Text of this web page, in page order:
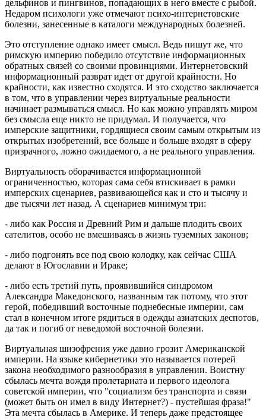
дельфинов и пингвинов, попадающих в него вместе с рыбой.
Недаром психологи уже отмечают психо-интернетовские
болезни, занесенные в каталоги международных болезней.
Это отступление однако имеет смысл. Ведь пишут же, что
римскую империю победило отсутствие информационных
обратных связей со своими провинциями. Интернетовский
информационный разврат идет от другой крайности. Но
крайности, как известно сходятся. И это сходство заключается
в том, что в управлении через виртуальные реальности
начинает размываться смысл. Но как можно управлять миром
без смысла еще никто не придумал. И получается, что
имперские защитники, гордящиеся своим самым открытым из
открытых изобретений, все больше и больше входят в сферу
призрачного, ложно ожидаемого, а не реального управления.
Виртуальность оборачивается информационной
ограниченностью, которая сама себя втискивает в рамки
имперских сценариев, развивающейся как и сто и тысячу и
две тысячи лет назад. А сценариев минимум три:
- либо как Россия и Древний Рим и дальше плодить своих
сателитов, особо не вмешиваясь в жизнь туземных законов;
- либо подгонять все под свою колодку, как сейчас США
делают в Югославии и Ираке;
- либо есть третий путь, проявившийся синдромом
Александра Македонского, названным так потому, что этот
герой, победивший восточные поднебесные империи, сам
стал в конечном итоге рядиться в одежды азиатских деспотов,
да так и погиб от неведомой восточной болезни.
Виртуальная шизофрения уже давно грозит Американской
империи. На языке кибернетики это называется потерей
закона необходимого разнообразия в управлении. Воистну
сбылась мечта вождя пролетариата и первого идеолога
советской империи, что "социализм без транспорта и связи
(может быть он имел в виду Интернет?) - пустейшая фраза!"
Эта мечта сбылась в Америке. И теперь даже предстоящее